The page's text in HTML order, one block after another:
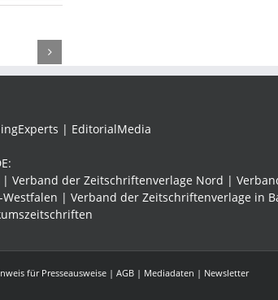
Buchmesse-
Networking | EditorialMedia
| Verband der Zeitschriftenverlage Nord |
| Verband der Zeitschriftenverlage in
für Presseausweise| AGB| Mediadaten | Newsletter